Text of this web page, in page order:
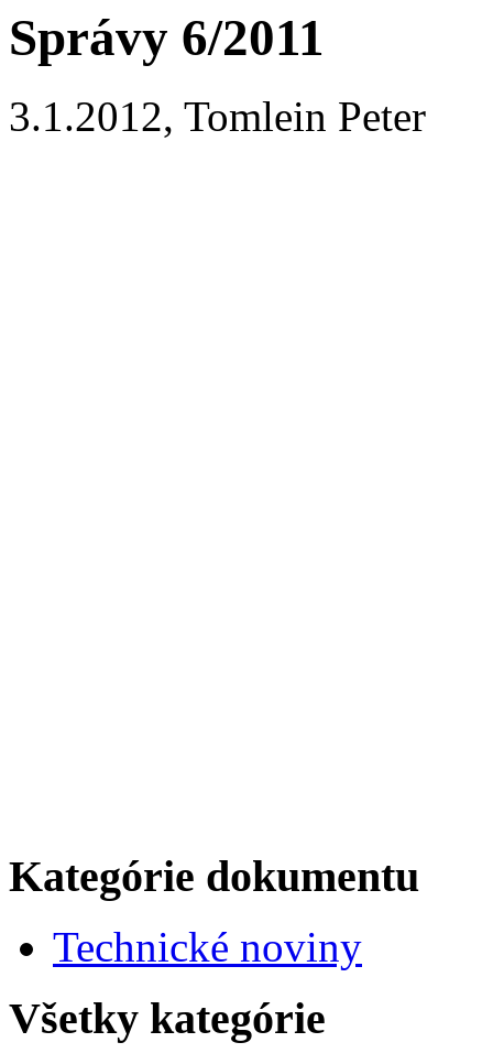
Správy 6/2011
3.1.2012, Tomlein Peter
Kategórie dokumentu
Technické noviny
Všetky kategórie